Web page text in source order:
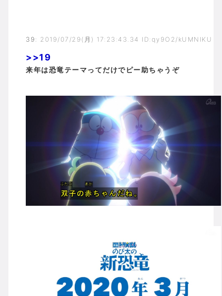
39 : 2019/07/29(月) 17:23:43.34 ID:qy9O2/kUMNIKU
>>19
来年は恐竜テーマってだけでピー助ちゃうぞ